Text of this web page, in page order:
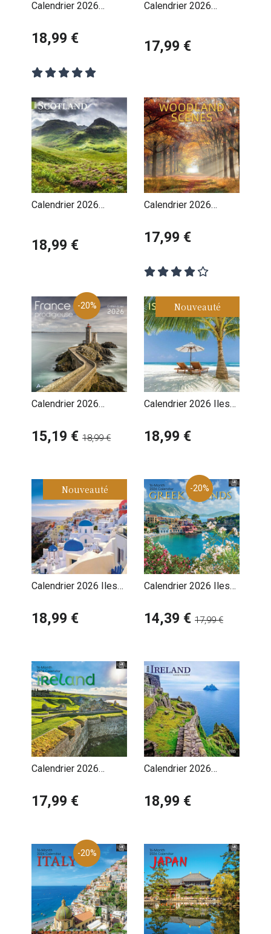
Calendrier 2026
18,99 €
Calendrier 2026
17,99 €
Calendrier 2026
18,99 €
Calendrier 2026
17,99 €
-20%
Calendrier 2026
15,19 € 18,99 €
Nouveauté
Calendrier 2026 Iles
18,99 €
Nouveauté
Calendrier 2026 Iles
Santorin Corfou
18,99 €
-20%
Calendrier 2026 Iles
Corfou
14,39 € 17,99 €
Calendrier 2026
17,99 €
Calendrier 2026
18,99 €
-20%